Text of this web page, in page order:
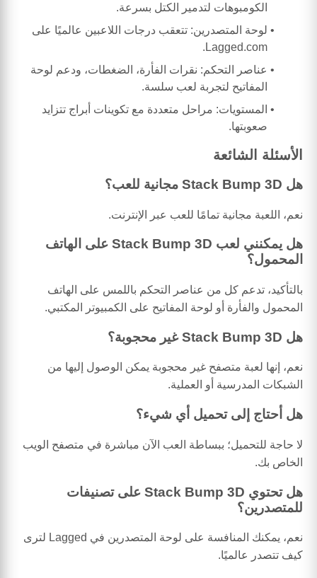
الكومبوهات لتدمير الكتل بسرعة.
لوحة المتصدرين: تتعقب درجات اللاعبين عالميًا على
Lagged.com.
عناصر التحكم: نقرات الفأرة، الضغطات، ودعم لوحة
المفاتيح لتجربة لعب سلسة.
المستويات: مراحل متعددة مع تكوينات أبراج تتزايد
صعوبتها.
الأسئلة الشائعة
هل Stack Bump 3D مجانية للعب؟
نعم، اللعبة مجانية تمامًا للعب عبر الإنترنت.
هل يمكنني لعب Stack Bump 3D على الهاتف
المحمول؟
بالتأكيد، تدعم كل من عناصر التحكم باللمس على الهاتف
المحمول والفأرة أو لوحة المفاتيح على الكمبيوتر المكتبي.
هل Stack Bump 3D غير محجوبة؟
نعم، إنها لعبة متصفح غير محجوبة يمكن الوصول إليها من
الشبكات المدرسية أو العملية.
هل أحتاج إلى تحميل أي شيء؟
لا حاجة للتحميل؛ ببساطة العب الآن مباشرة في متصفح الويب
الخاص بك.
هل تحتوي Stack Bump 3D على تصنيفات
للمتصدرين؟
نعم، يمكنك المنافسة على لوحة المتصدرين في Lagged لترى
كيف تتصدر عالميًا.